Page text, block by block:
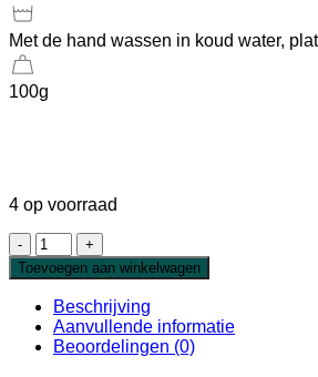
Met de hand wassen in koud water,
100g
4 op voorraad
Heavy
Merino
Pink
Confetti
Gemêleerd
aantal
Toevoegen aan winkelwagen
Beschrijving
Aanvullende informatie
Beoordelingen (0)